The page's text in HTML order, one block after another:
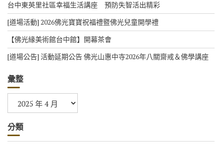
台中東英里社區幸福生活講座 預防失智活出精彩
[道場活動] 2026佛光寶寶祝福禮暨佛光兒童開學禮
【佛光緣美術館台中館】開幕茶會
[道場公告] 活動延期公告 佛光山惠中寺2026年八關齋戒＆佛學講座
彙整
整
分類